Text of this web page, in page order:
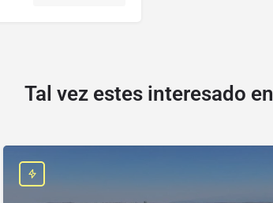
Tal vez estes interesado en